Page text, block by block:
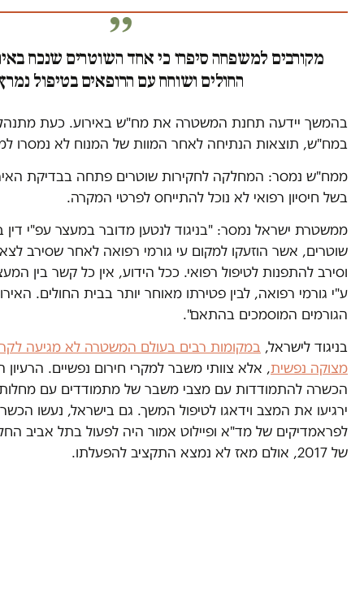
מקורבים למשפחה סיפרו כי אחד השוטרים שנכח
החולים ושוחח עם הרופאים בטיפול
בהמשך יידעה תחנת המשטרה את מח"ש באירוע. כעת
במח"ש, תוצאות הנתיחה לאחר המוות של המנוח לא נמסרו
ממח"ש נמסר: המחלקה לחקירות שוטרים פתחה בבדיקת
בשל חיסיון רפואי לא נוכל להתייחס לפרטי המקרה.
ממשטרת ישראל נמסר: "בניגוד לנטען מדובר במעצר עפ"י דין
שוטרים, אשר הוזעקו למקום עי גורמי רפואה לאחר שסירב
וסירב להתפנות לטיפול רפואי. ככל הידוע, אין כל קשר בין
ע"י גורמי רפואה, לבין פטירתו מאוחר יותר בבית החולים.
הגורמים המוסמכים בהתאם".
בניגוד לישראל, במקומות רבים בעולם המשטרה לא מגיעה
מצוקה נפשית, אלא צוותי משבר למקרי חירום נפשיים.
הכשרה להתמודדות עם מצבי משבר של מתמודדים עם מחלות
ירגיעו את המצב וידאגו לטיפול המשך. גם בישראל, נעשו
לפראמדיקים של מד"א ופיילוט אמור היה לפעול בתל אביב
של 2017, אולם מאז לא נמצא התקציב להפעלתו.